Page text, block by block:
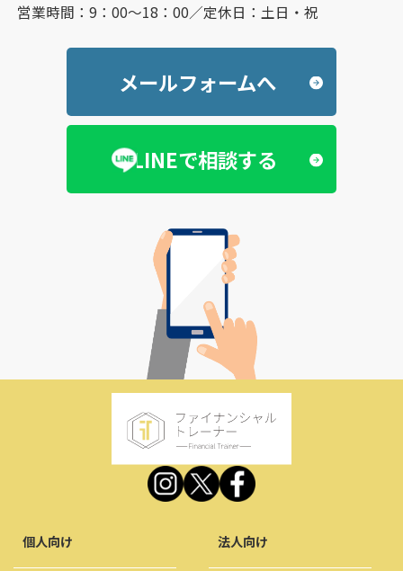
営業時間：9：00～18：00／定休日：土日・祝
メールフォームへ
LINEで相談する
個人向け 法人向け